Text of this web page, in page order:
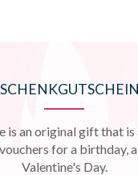
is an original gift that is
for a birthday,
Valentine's Day.